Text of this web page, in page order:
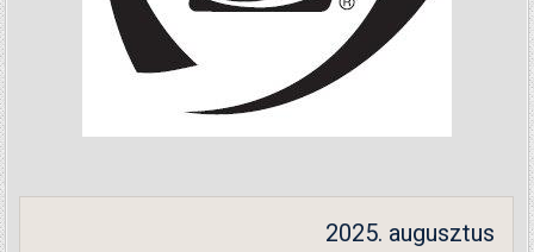
2025. augusztus